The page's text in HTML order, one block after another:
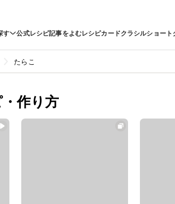
す 公式レシピ記事をよむレシピカードクラシルショート
たらこ
作り方